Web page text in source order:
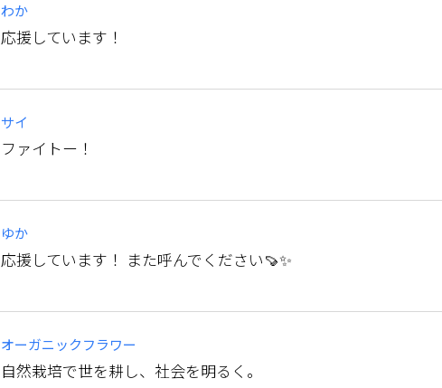
わか
応援しています！
サイ
ファイトー！
ゆか
応援しています！ また呼んでください🍠✨
オーガニックフラワー
自然栽培で世を耕し、社会を明るく。